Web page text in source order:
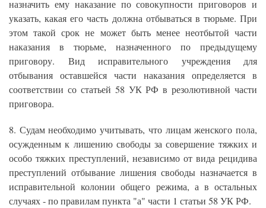
назначить ему наказание по совокупности приговоров и
указать, какая его часть должна отбываться в тюрьме. При
этом такой срок не может быть менее неотбытой части
наказания в тюрьме, назначенного по предыдущему
приговору. Вид исправительного учреждения для
отбывания оставшейся части наказания определяется в
соответствии со статьей 58 УК РФ в резолютивной части
приговора.
8. Судам необходимо учитывать, что лицам женского пола,
осужденным к лишению свободы за совершение тяжких и
особо тяжких преступлений, независимо от вида рецидива
преступлений отбывание лишения свободы назначается в
исправительной колонии общего режима, а в остальных
случаях - по правилам пункта "а" части 1 статьи 58 УК РФ.